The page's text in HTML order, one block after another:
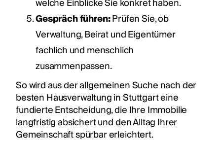
Gespräch führen:Prüfen Sie, ob
Verwaltung, Beirat und Eigentümer
fachlich und menschlich
zusammenpassen.
So wird aus der allgemeinen Suche nach der
besten Hausverwaltung in Stuttgart eine
fundierte Entscheidung, die Ihre Immobilie
langfristig absichert und den Alltag Ihrer
Gemeinschaft spürbar erleichtert.